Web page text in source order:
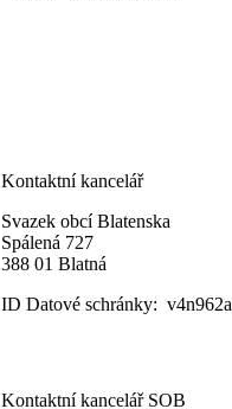
Kontaktní kancelář
Svazek obcí Blatenska
Spálená 727
388 01 Blatná
ID Datové schránky: v4n962a
Kontaktní kancelář SOB